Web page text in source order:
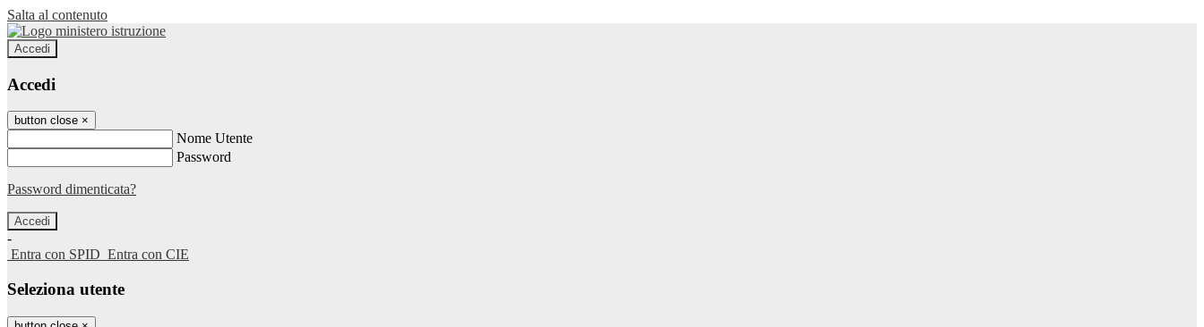
Salta al contenuto
Accedi
Accedi
button close ×
Nome Utente
Password
Password dimenticata?
-
Entra con SPID Entra con CIE
Seleziona utente